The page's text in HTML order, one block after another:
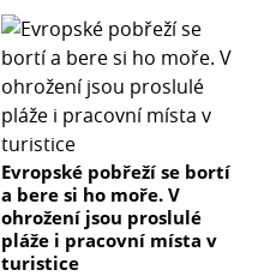
Evropské pobřeží se bortí
a bere si ho moře. V
ohrožení jsou proslulé
pláže i pracovní místa v
turistice